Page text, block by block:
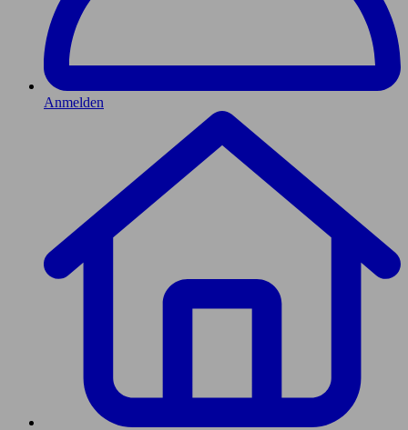
Anmelden